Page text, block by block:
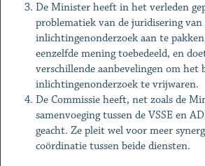
De Minister heeft in het verleden
problematiek van de juridisering
inlichtingenonderzoek aan te
eenzelfde mening toebedeeld, en
verschillende aanbevelingen om het
inlichtingenonderzoek te vrijwaren.
De Commissie heeft, net zoals de
samenvoeging tussen de VSSE en
geacht. Ze pleit wel voor meer
coördinatie tussen beide diensten.